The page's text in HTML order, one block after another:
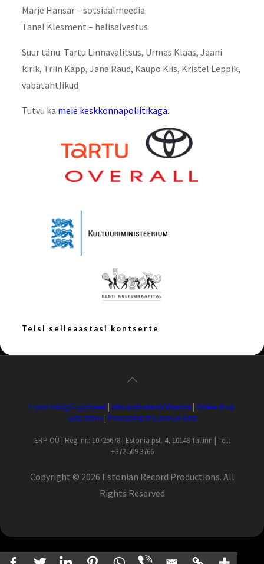
Marje Hansar – sotsiaalmeedia
Tanel Klesment – helisalvestus
Suur tänu: Tartu Linnavalitsus, Urmas Klaas, Jaani
kirik, Triin Käpp, Jana Raud, Kaupo Kiis, Kristel Leppik,
vabatahtlikud
Tutvu ka meie keskkonnapoliitikaga.
Teisi selleaastasi kontserte
E-poe müügitingimused | Isikuandmete töötlemine | Online shop
sales terms| Processing of personal data
ERP OÜ | Reg. nr.: 10725678 | Estonia pst. 4, 10148 Tallinn | Tel.:
+372 509 3766
Copyright © 2026 Estonian Record Productions. All
Rights Reserved